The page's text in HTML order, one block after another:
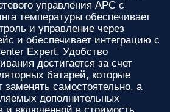
управления APC с
температуры обеспечивает
и управление через
и обеспечивает интеграцию с
Expert. Удобство
достигается за счет
батарей, которые
заменять самостоятельно, а
дополнительных